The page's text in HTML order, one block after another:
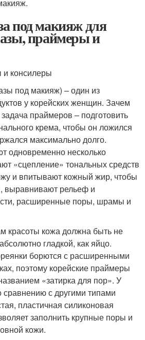
под макияж для
праймеры и
и консилеры
под макияж) – один из
у корейских женщин. Зачем
праймеров – подготовить
крема, чтобы он ложился
максимально долго.
одновременно несколько
«сцепление» тональных средств
и впитывают кожный жир, чтобы
выравнивают рельеф и
расширенные поры, шрамы и
красоты кожа должна быть не
гладкой, как яйцо.
борются с расширенными
поэтому корейские праймеры
«затирка для пор». У
сравнению с другими типами
пластичная силиконовая
заполнить крупные поры и
кожи.